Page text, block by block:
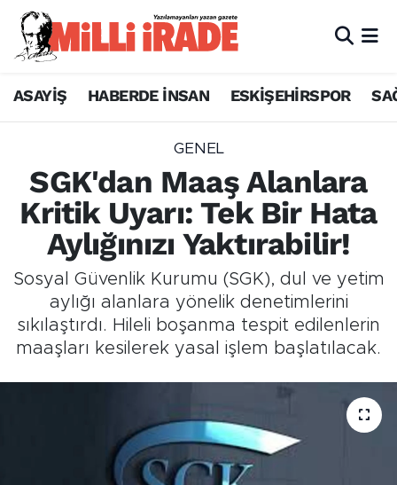
ASAYİŞ HABERDE İNSAN ESKİŞEHİRSPOR
GENEL
SGK'dan Maaş Alanlara
Kritik Uyarı: Tek Bir Hata
Aylığınızı Yaktırabilir!
Sosyal Güvenlik Kurumu (SGK), dul ve yetim
aylığı alanlara yönelik denetimlerini
sıkılaştırdı. Hileli boşanma tespit edilenlerin
maaşları kesilerek yasal işlem başlatılacak.